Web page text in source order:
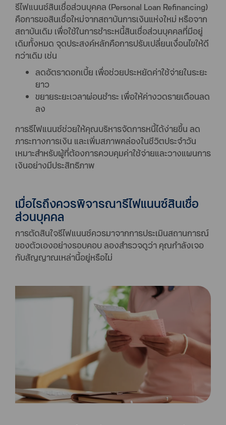
รีไฟแนนซ์สินเชื่อส่วนบุคคล (Personal Loan Refinancing)
คือการขอสินเชื่อใหม่จากสถาบันการเงินแห่งใหม่ หรือจาก
สถาบันเดิม เพื่อใช้ในการชำระหนี้สินเชื่อส่วนบุคคลที่มีอยู่
เดิมทั้งหมด จุดประสงค์หลักคือการปรับเปลี่ยนเงื่อนไขให้ดี
กว่าเดิม เช่น
ลดอัตราดอกเบี้ย เพื่อช่วยประหยัดค่าใช้จ่ายในระยะ
ยาว
ขยายระยะเวลาผ่อนชำระ เพื่อให้ค่างวดรายเดือนลด
ลง
การรีไฟแนนซ์ช่วยให้คุณบริหารจัดการหนี้ได้ง่ายขึ้น ลด
ภาระทางการเงิน และเพิ่มสภาพคล่องในชีวิตประจำวัน
เหมาะสำหรับผู้ที่ต้องการควบคุมค่าใช้จ่ายและวางแผนการ
เงินอย่างมีประสิทธิภาพ
เมื่อไรถึงควรพิจารณารีไฟแนนซ์สินเชื่อ
ส่วนบุคคล
การตัดสินใจรีไฟแนนซ์ควรมาจากการประเมินสถานการณ์
ของตัวเองอย่างรอบคอบ ลองสำรวจดูว่า คุณกำลังเจอ
กับสัญญาณเหล่านี้อยู่หรือไม่